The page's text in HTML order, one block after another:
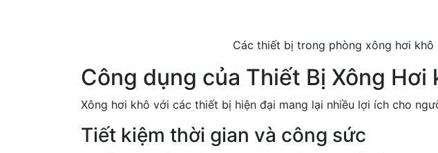
Các thiết bị trong phòng xông hơi khô
Công dụng của Thiết Bị Xông Hơi
Xông hơi khô với các thiết bị hiện đại mang lại nhiều lợi ích cho
Tiết kiệm thời gian và công sức